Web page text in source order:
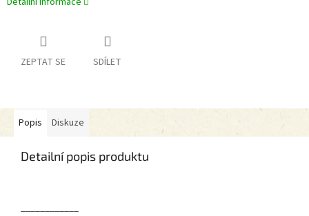
ZEPTAT SE SDÍLET
Popis Diskuze
Detailní popis produktu
____________